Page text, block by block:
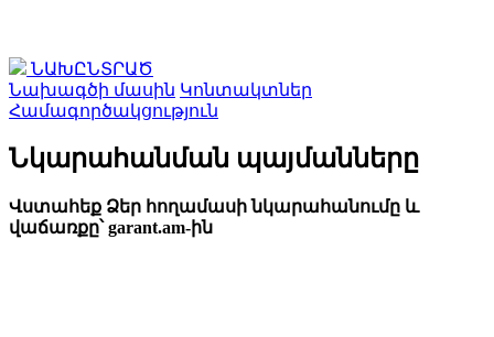
ՆԱԽԸՆՏՐԱԾ
Նախագծի մասին Կոնտակտներ
Համագործակցություն
Նկարահանման պայմանները
Վստահեք Ձեր հողամասի նկարահանումը և
վաճառքը՝ garant.am-ին